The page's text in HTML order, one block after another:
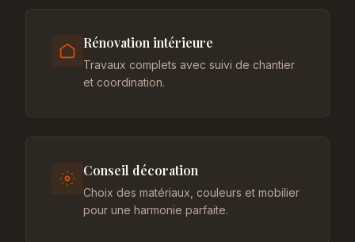
Rénovation intérieure
Travaux complets avec suivi de chantier
et coordination.
Conseil décoration
Choix des matériaux, couleurs et mobilier
pour une harmonie parfaite.